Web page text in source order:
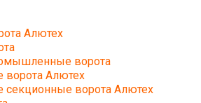
Алютех
ворота
Алютех
ворота Алютех